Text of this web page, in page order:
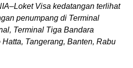
Visa kedatangan terlihat
penumpang di Terminal
Terminal Tiga Bandara
Tangerang, Banten, Rabu